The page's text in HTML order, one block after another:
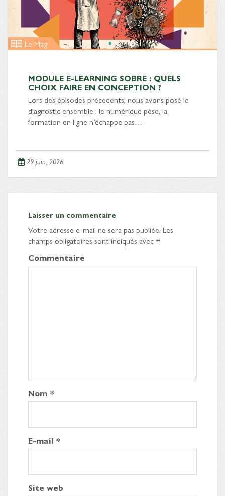
Le Mag'
MODULE E-LEARNING SOBRE : QUELS
CHOIX FAIRE EN CONCEPTION ?
Lors des épisodes précédents, nous avons posé le
diagnostic ensemble : le numérique pèse, la
formation en ligne n’échappe pas…
29 juin, 2026
Laisser un commentaire
Votre adresse e-mail ne sera pas publiée. Les
champs obligatoires sont indiqués avec*
Commentaire
Nom *
E-mail *
Site web